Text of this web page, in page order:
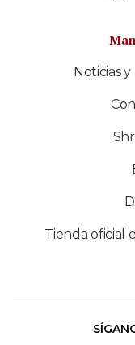
Noticias
Tienda oficial